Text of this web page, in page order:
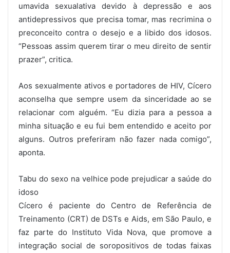
umavida sexualativa devido à depressão e aos
antidepressivos que precisa tomar, mas recrimina o
preconceito contra o desejo e a libido dos idosos.
“Pessoas assim querem tirar o meu direito de sentir
prazer”, critica.
Aos sexualmente ativos e portadores de HIV, Cícero
aconselha que sempre usem da sinceridade ao se
relacionar com alguém. “Eu dizia para a pessoa a
minha situação e eu fui bem entendido e aceito por
alguns. Outros preferiram não fazer nada comigo”,
aponta.
Tabu do sexo na velhice pode prejudicar a saúde do
idoso
Cícero é paciente do Centro de Referência de
Treinamento (CRT) de DSTs e Aids, em São Paulo, e
faz parte do Instituto Vida Nova, que promove a
integração social de soropositivos de todas faixas